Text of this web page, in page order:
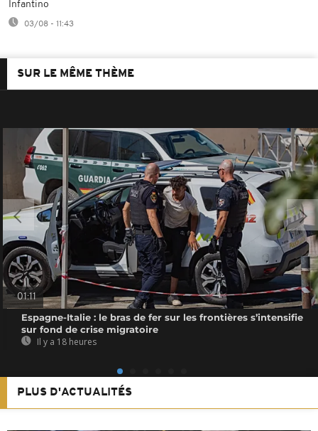
Infantino
03/08 - 11:43
SUR LE MÊME THÈME
01:11
Espagne-Italie : le bras de fer sur les frontières s’intensifie
sur fond de crise migratoire
Il y a 18 heures
PLUS D'ACTUALITÉS